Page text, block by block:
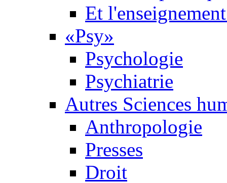
Et
«Psy»
Psychologie
Psychiatrie
Autres Sciences
Anthropologie
Presses
Droit